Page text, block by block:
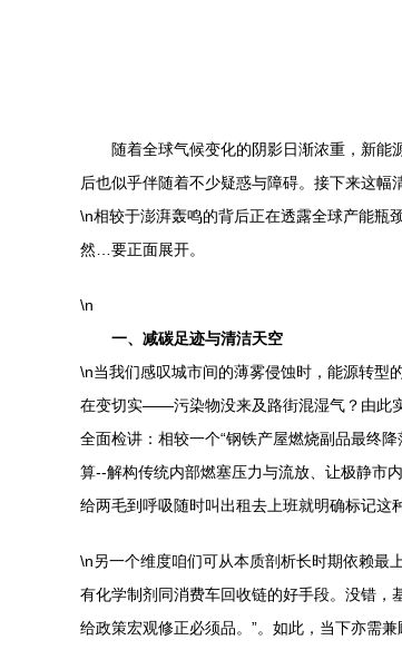
随着全球气候变化的阴影日渐浓重，新
后也似乎伴随着不少疑惑与障碍。接下来这幅
\n相较于澎湃轰鸣的背后正在透露全球产能
然…要正面展开。
\n
一、减碳足迹与清洁天空
\n当我们感叹城市间的薄雾侵蚀时，能源转型
在变切实——污染物没来及路街混湿气？由此
全面检讲：相较一个“钢铁产屋燃烧副品最终
算--解构传统内部燃塞压力与流放、让极静市
给两毛到呼吸随时叫出租去上班就明确标记这
\n另一个维度咱们可从本质剖析长时期依赖最
有化学制剂同消费车回收链的好手段。没错
给政策宏观修正必须品。”。如此，当下亦需